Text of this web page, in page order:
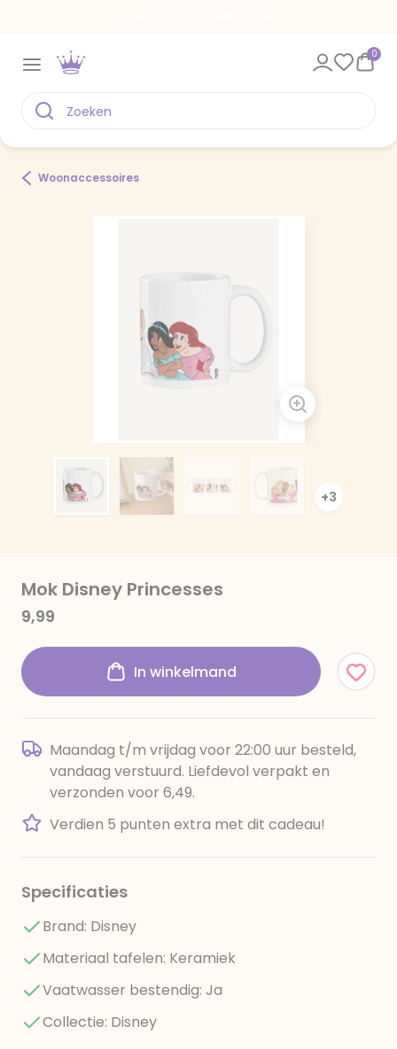
0
Woonaccessoires
+3
Mok Disney Princesses
9,99
In winkelmand
Maandag t/m vrijdag voor 22:00 uur besteld,
vandaag verstuurd. Liefdevol verpakt en
verzonden voor 6,49.
Verdien 5 punten extra met dit cadeau!
Specificaties
Brand: Disney
Materiaal tafelen: Keramiek
Vaatwasser bestendig: Ja
Collectie: Disney